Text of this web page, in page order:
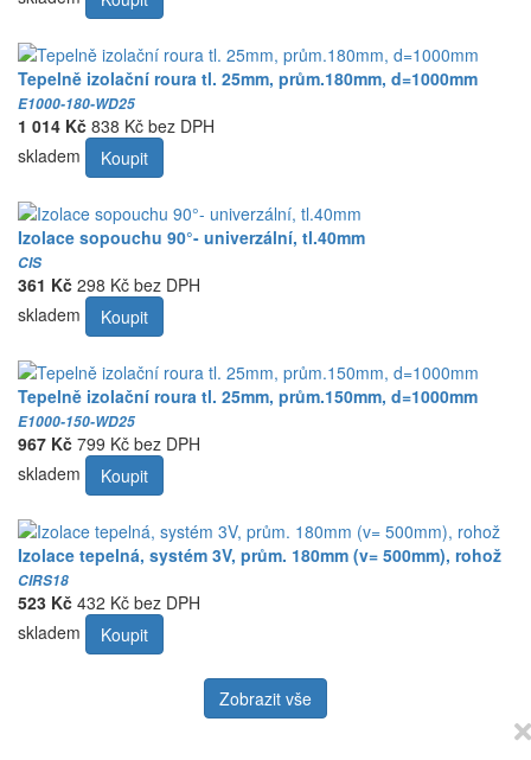
Tepelně izolační roura tl. 25mm, prům.180mm, d=1000mm
E1000-180-WD25
1 014 Kč 838 Kč bez DPH
skladem
Koupit
Izolace sopouchu 90°- univerzální, tl.40mm
CIS
361 Kč 298 Kč bez DPH
skladem
Koupit
Tepelně izolační roura tl. 25mm, prům.150mm, d=1000mm
E1000-150-WD25
967 Kč 799 Kč bez DPH
skladem
Koupit
Izolace tepelná, systém 3V, prům. 180mm (v= 500mm), rohož
CIRS18
523 Kč 432 Kč bez DPH
skladem
Koupit
Zobrazit vše